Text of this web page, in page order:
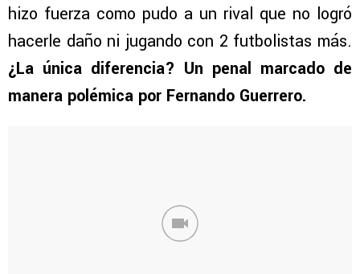
hizo fuerza como pudo a un rival que no logró
hacerle daño ni jugando con 2 futbolistas más.
¿La única diferencia? Un penal marcado de
manera polémica por Fernando Guerrero.